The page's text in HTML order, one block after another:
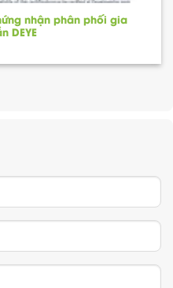
nhận phân phối gia
DEYE